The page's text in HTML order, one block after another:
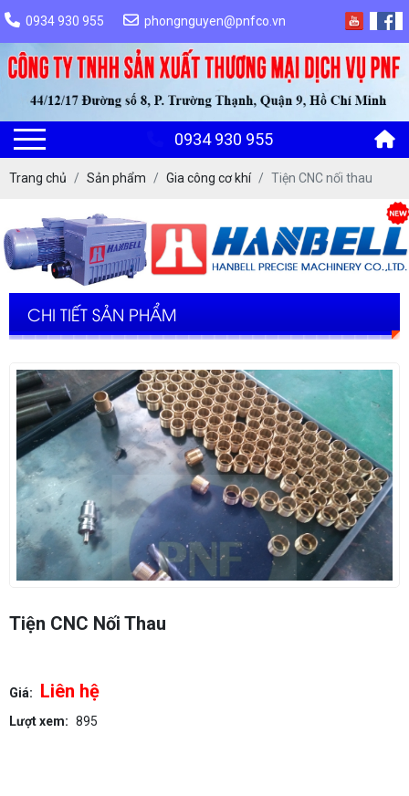
0934 930 955 phongnguyen@pnfco.vn
0934 930 955
Trang chủ Sản phẩm Gia công cơ khí Tiện CNC nối thau
CHI TIẾT SẢN PHẨM
Tiện CNC Nối Thau
Giá: Liên hệ
Lượt xem: 895